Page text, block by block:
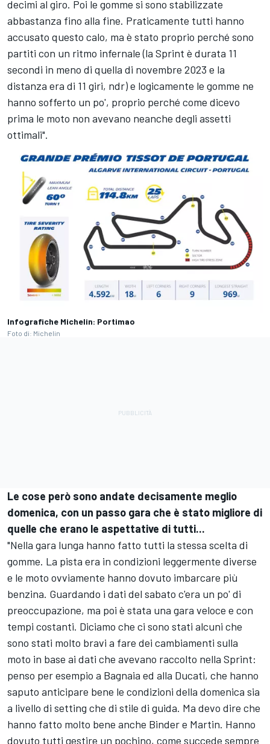
decimi al giro. Poi le gomme si sono stabilizzate
abbastanza fino alla fine. Praticamente tutti hanno
accusato questo calo, ma è stato proprio perché sono
partiti con un ritmo infernale (la Sprint è durata 11
secondi in meno di quella di novembre 2023 e la
distanza era di 11 giri, ndr) e logicamente le gomme ne
hanno sofferto un po', proprio perché come dicevo
prima le moto non avevano neanche degli assetti
ottimali".
Infografiche Michelin: Portimao
Foto di: Michelin
Le cose però sono andate decisamente meglio
domenica, con un passo gara che è stato migliore di
quelle che erano le aspettative di tutti...
"Nella gara lunga hanno fatto tutti la stessa scelta di
gomme. La pista era in condizioni leggermente diverse
e le moto ovviamente hanno dovuto imbarcare più
benzina. Guardando i dati del sabato c'era un po' di
preoccupazione, ma poi è stata una gara veloce e con
tempi costanti. Diciamo che ci sono stati alcuni che
sono stati molto bravi a fare dei cambiamenti sulla
moto in base ai dati che avevano raccolto nella Sprint:
penso per esempio a Bagnaia ed alla Ducati, che hanno
saputo anticipare bene le condizioni della domenica sia
a livello di setting che di stile di guida. Ma devo dire che
hanno fatto molto bene anche Binder e Martin. Hanno
dovuto tutti gestire un pochino, come succede sempre